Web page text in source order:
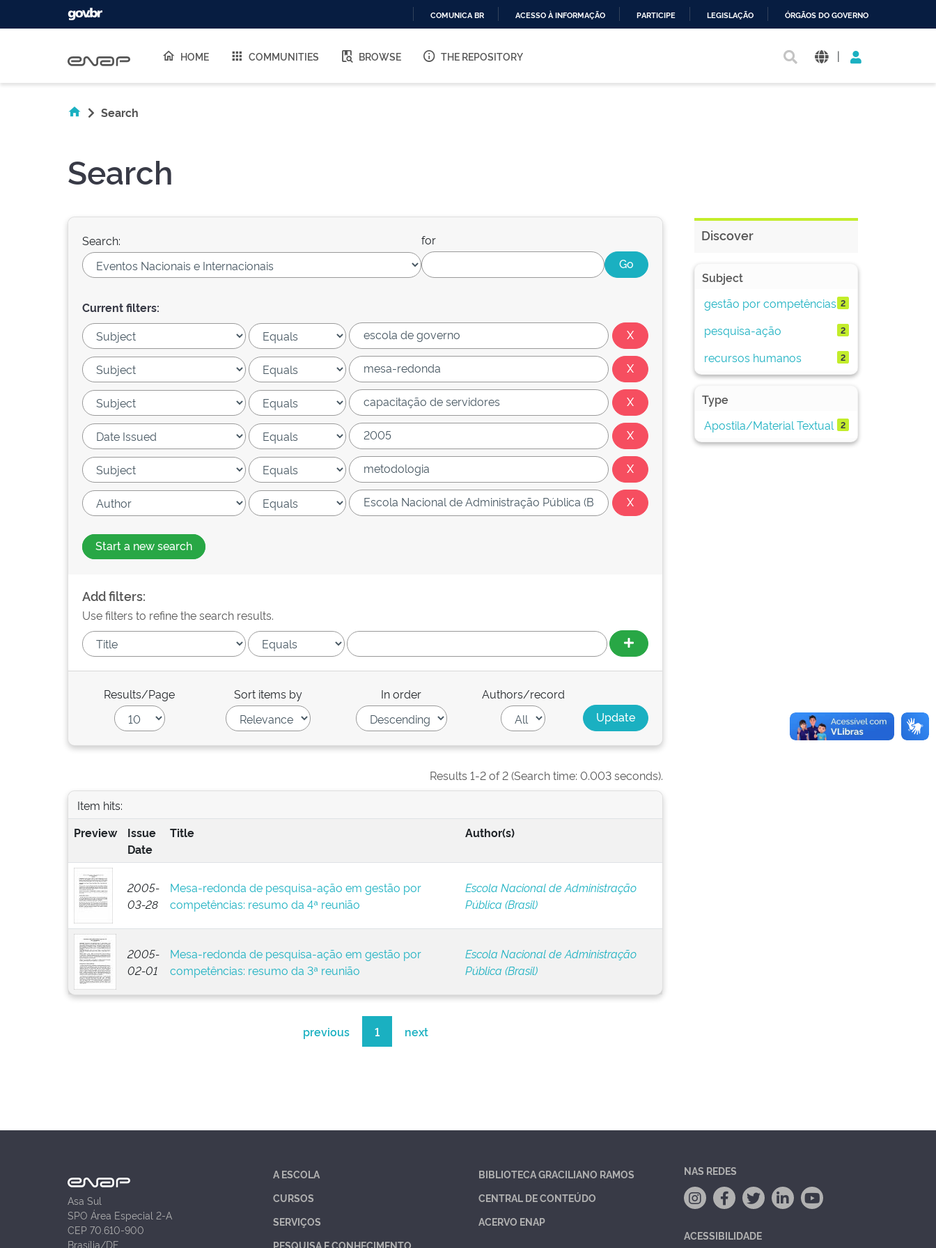
O
COMUNICA BR ACESSO À INFORMAÇÃO PARTICIPE LEGISLAÇÃO ÓRGÃOS DO GOVERNO
HOME COMMUNITIES BROWSE THE REPOSITORY |
Search
Search
Search: for
Current filters:
Start a new search
Add filters:
Use filters to refine the search results.
Results/Page Sort items by In order Authors/record
Results 1-2 of 2 (Search time: 0.003 seconds).
Item hits:
Preview
Issue
Date
Title Author(s)
2005-
03-28
Mesa-redonda de pesquisa-ação em gestão por
competências: resumo da 4ª reunião
Escola Nacional de Administração
Pública (Brasil)
2005-
02-01
Mesa-redonda de pesquisa-ação em gestão por
competências: resumo da 3ª reunião
Escola Nacional de Administração
Pública (Brasil)
previous 1 next
Discover
Subject
gestão por competências 2
pesquisa-ação 2
recursos humanos 2
Type
Apostila/Material Textual
2
Asa Sul
SPO Área Especial 2-A
CEP 70.610-900
Brasília/DF
A ESCOLA
CURSOS
SERVIÇOS
PESQUISA E CONHECIMENTO
BIBLIOTECA GRACILIANO RAMOS
CENTRAL DE CONTEÚDO
ACERVO ENAP
NAS REDES
ACESSIBILIDADE